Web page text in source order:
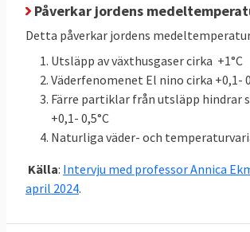
3,955 Mt CO2 e
jämfört med
2016-2018:
43,366
(LULUCF)
Klicka på länkarna i tabellen
källan. MtCO2e betyder miljoner ton
koldioxidekvivalenter, ett mått på
växthusgaser.
Påverkar jordens
Detta påverkar jordens
Utsläpp av växthusgaser cirka +1°C
Väderfenomenet El nino cirka +0,1-
Färre partiklar från utsläpp hindrar
+0,1- 0,5°C
Naturliga väder- och
Källa: Intervju med professor Annica
april 2024.